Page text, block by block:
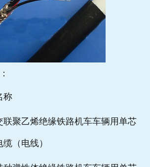
称
联聚乙烯绝缘铁路机车车辆用单芯
缆（电线）